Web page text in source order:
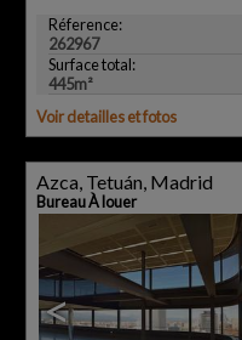
Réference:
262967
Surface total:
445m²
Voir detailles et fotos
Azca, Tetuán, Madrid
Bureau À louer
<